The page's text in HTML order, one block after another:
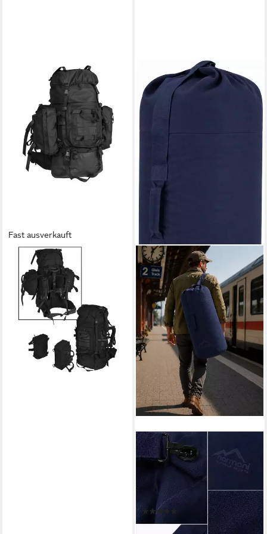
Fast ausverkauft
MIL-TEC
Wanderrucksack Teesar® 100
Ltr Rucksack.
(wasserabweisende
Beschichtung)
lieferbar - in 2-3 Werktagen bei dir
NORMANI
Packsack US Canvas-Seesack
100 l Classic Sea II, Duffle Bag
US Seesack Canvas-
Reisetasche Seemannssack
Marinesack
29,95 €